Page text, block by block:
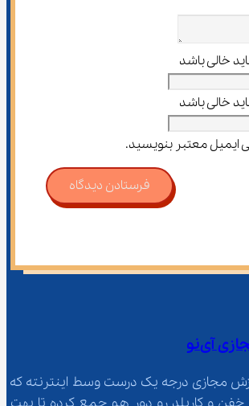
خالی باشد
خالی باشد
ایمیل معتبر بنویسید.
فرستادن دیدگاه
آی‌نو
مجازی درجه یک درست وسط اینترنته که